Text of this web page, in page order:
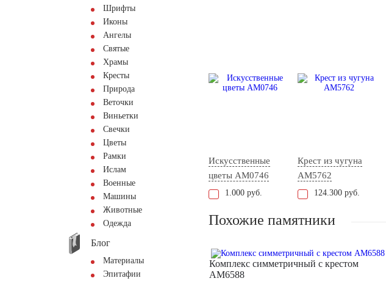
Шрифты
Иконы
Ангелы
Святые
Храмы
Кресты
Природа
Веточки
Виньетки
Свечки
Цветы
Рамки
Ислам
Военные
Машины
Животные
Одежда
Блог
Материалы
Эпитафии
Искусственные
цветы AM0746
1.000 руб.
Крест из чугуна
AM5762
124.300 руб.
Похожие памятники
Комплекс симметричный с крестом
AM6588